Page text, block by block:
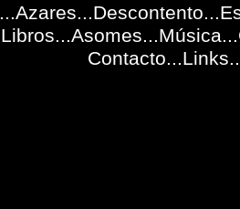
...Azares...Descontento...
Libros...Asomes...Música
Contacto...Links